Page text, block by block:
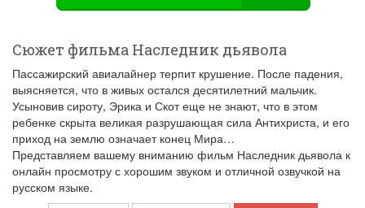
Сюжет фильма Наследник дьявола
Пассажирский авиалайнер терпит крушение. После падения,
выясняется, что в живых остался десятилетний мальчик.
Усыновив сироту, Эрика и Скот еще не знают, что в этом
ребенке скрыта великая разрушающая сила Антихриста, и его
приход на землю означает конец Мира…
Представляем вашему вниманию фильм Наследник дьявола к
онлайн просмотру с хорошим звуком и отличной озвучкой на
русском языке.